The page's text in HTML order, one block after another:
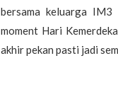
bersama keluarga IM3
moment Hari
akhir pekan pasti jadi